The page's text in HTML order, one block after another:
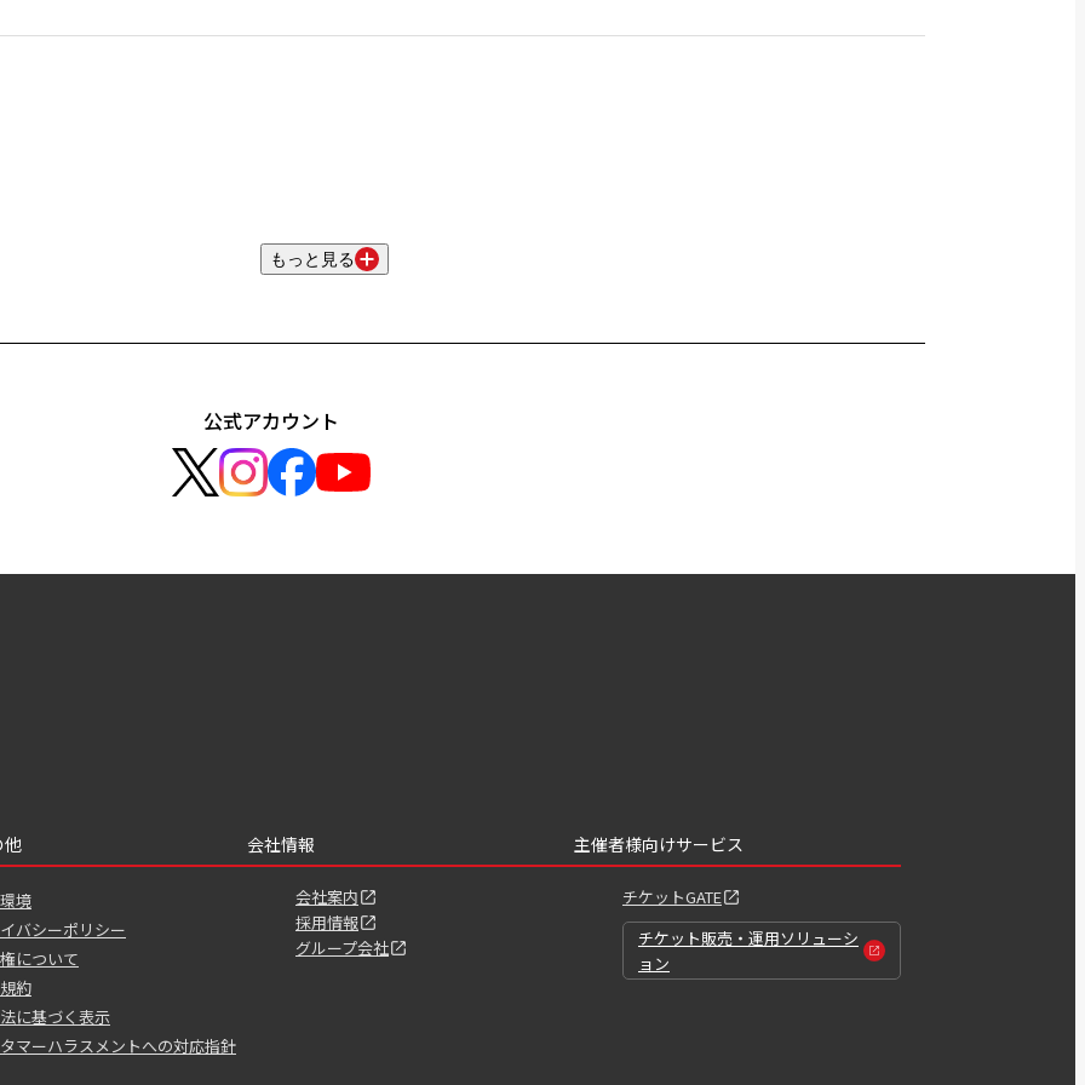
もっと見る
公式アカウント
他
境
バシーポリシー
について
約
に基づく表示
マーハラスメントへの対応指針
会社情報
会社案内
採用情報
グループ会社
主催者様向けサービス
チケットGATE
チケット販売・運用ソリューシ
ョン